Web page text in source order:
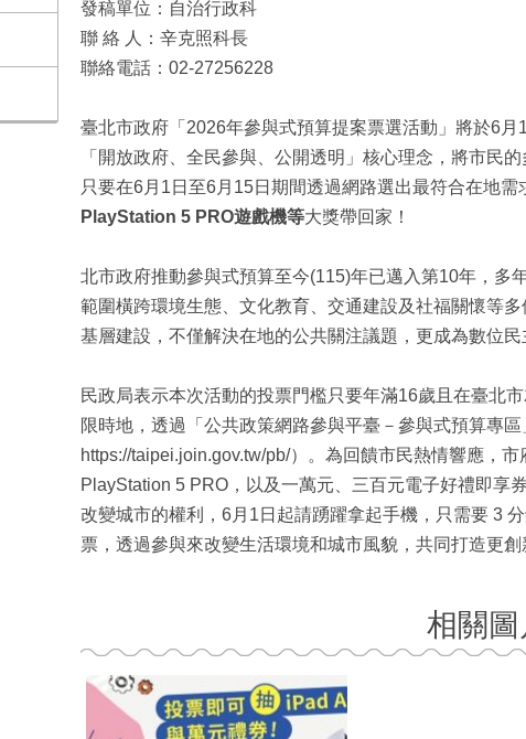
發稿單位：自治行政科
聯 絡 人：辛克照科長
聯絡電話：02-27256228
臺北市政府「2026年參與式預算提案票選活動」將於6
「開放政府、全民參與、公開透明」核心理念，將市民
只要在6月1日至6月15日期間透過網路選出最符合在地
PlayStation 5 PRO遊戲機等大獎帶回家！
北市政府推動參與式預算至今(115)年已邁入第10年，多
範圍橫跨環境生態、文化教育、交通建設及社福關懷等
基層建設，不僅解決在地的公共關注議題，更成為數位民
民政局表示本次活動的投票門檻只要年滿16歲且在臺北
限時地，透過「公共政策網路參與平臺－參與式預算專區
https://taipei.join.gov.tw/pb/）。為回饋市民熱情響應，
PlayStation 5 PRO，以及一萬元、三百元電子好禮即享
改變城市的權利，6月1日起請踴躍拿起手機，只需要 3
票，透過參與來改變生活環境和城市風貌，共同打造更創
相關圖